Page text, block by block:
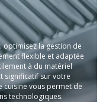
optimisez la gestion de
flexible et adaptée
à du matériel
significatif sur votre
cuisine vous permet de
technologiques.